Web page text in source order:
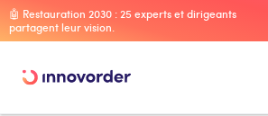
🤖 Restauration 2030 : 25 experts et dirigeants
partagent leur vision.